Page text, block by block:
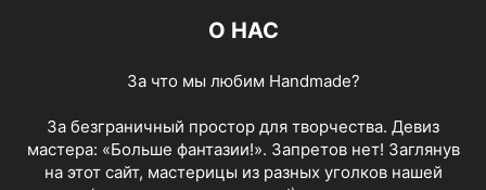
О НАС
За что мы любим Handmade?
За безграничный простор для творчества. Девиз
мастера: «Больше фантазии!». Запретов нет! Заглянув
на этот сайт, мастерицы из разных уголков нашей